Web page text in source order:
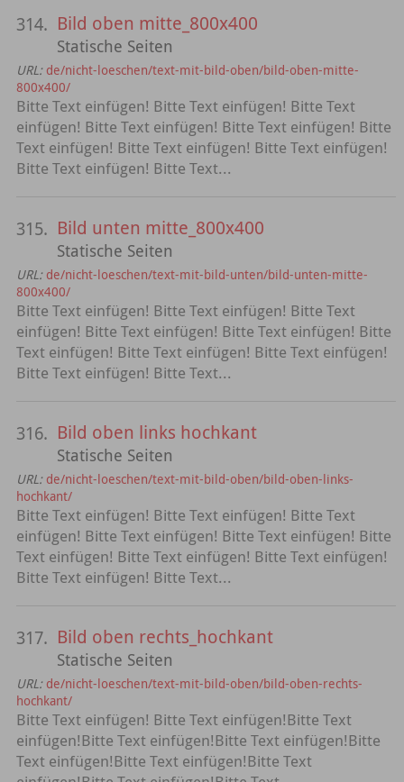
314. Bild oben mitte_800x400
Statische Seiten
URL: de/nicht-loeschen/text-mit-bild-oben/bild-oben-mitte-
800x400/
Bitte Text einfügen! Bitte Text einfügen! Bitte Text
einfügen! Bitte Text einfügen! Bitte Text einfügen! Bitte
Text einfügen! Bitte Text einfügen! Bitte Text einfügen!
Bitte Text einfügen! Bitte Text...
315. Bild unten mitte_800x400
Statische Seiten
URL: de/nicht-loeschen/text-mit-bild-unten/bild-unten-mitte-
800x400/
Bitte Text einfügen! Bitte Text einfügen! Bitte Text
einfügen! Bitte Text einfügen! Bitte Text einfügen! Bitte
Text einfügen! Bitte Text einfügen! Bitte Text einfügen!
Bitte Text einfügen! Bitte Text...
316. Bild oben links hochkant
Statische Seiten
URL: de/nicht-loeschen/text-mit-bild-oben/bild-oben-links-
hochkant/
Bitte Text einfügen! Bitte Text einfügen! Bitte Text
einfügen! Bitte Text einfügen! Bitte Text einfügen! Bitte
Text einfügen! Bitte Text einfügen! Bitte Text einfügen!
Bitte Text einfügen! Bitte Text...
317. Bild oben rechts_hochkant
Statische Seiten
URL: de/nicht-loeschen/text-mit-bild-oben/bild-oben-rechts-
hochkant/
Bitte Text einfügen! Bitte Text einfügen!Bitte Text
einfügen!Bitte Text einfügen!Bitte Text einfügen!Bitte
Text einfügen!Bitte Text einfügen!Bitte Text